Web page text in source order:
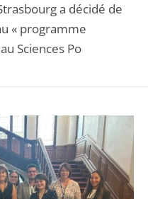
a décidé de
« programme
Sciences Po